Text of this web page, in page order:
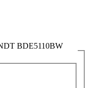
BDE5110BW